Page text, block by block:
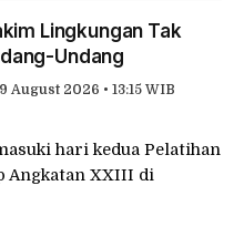
Lingkungan Tak
Undang
9 August 2026 • 13:15 WIB
hari kedua Pelatihan
Angkatan XXIII di